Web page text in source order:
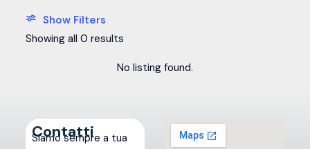
Show Filters
Showing all 0 results
No listing found.
Contatti
Siamo sempre a tua